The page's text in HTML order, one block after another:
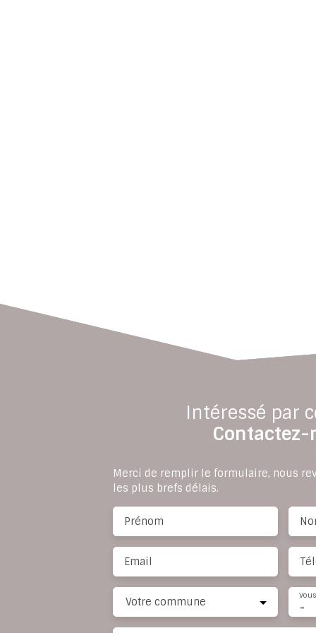
Intéressé par
Contactez-
Merci de remplir le formulaire, nous
les plus brefs délais.
Prénom
Email
Votre commune -